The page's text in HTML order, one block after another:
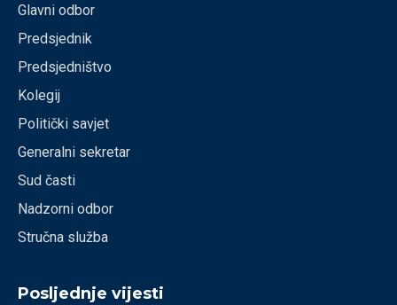
Glavni odbor
Predsjednik
Predsjedništvo
Kolegij
Politički savjet
Generalni sekretar
Sud časti
Nadzorni odbor
Stručna služba
Posljednje vijesti